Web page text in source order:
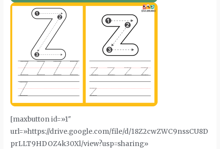
[maxbutton id=»1″
url=»https://drive.google.com/file/d/18Z2cwZWC9nssCU8D
prLLT9HDOZ4k30Xl/view?usp=sharing»